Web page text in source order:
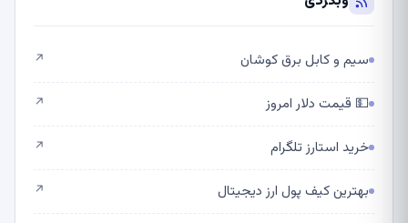
سیم و کابل برق کوشان ↗
💵 قیمت دلار امروز ↗
خرید استارز تلگرام ↗
بهترین کیف پول ارز دیجیتال ↗